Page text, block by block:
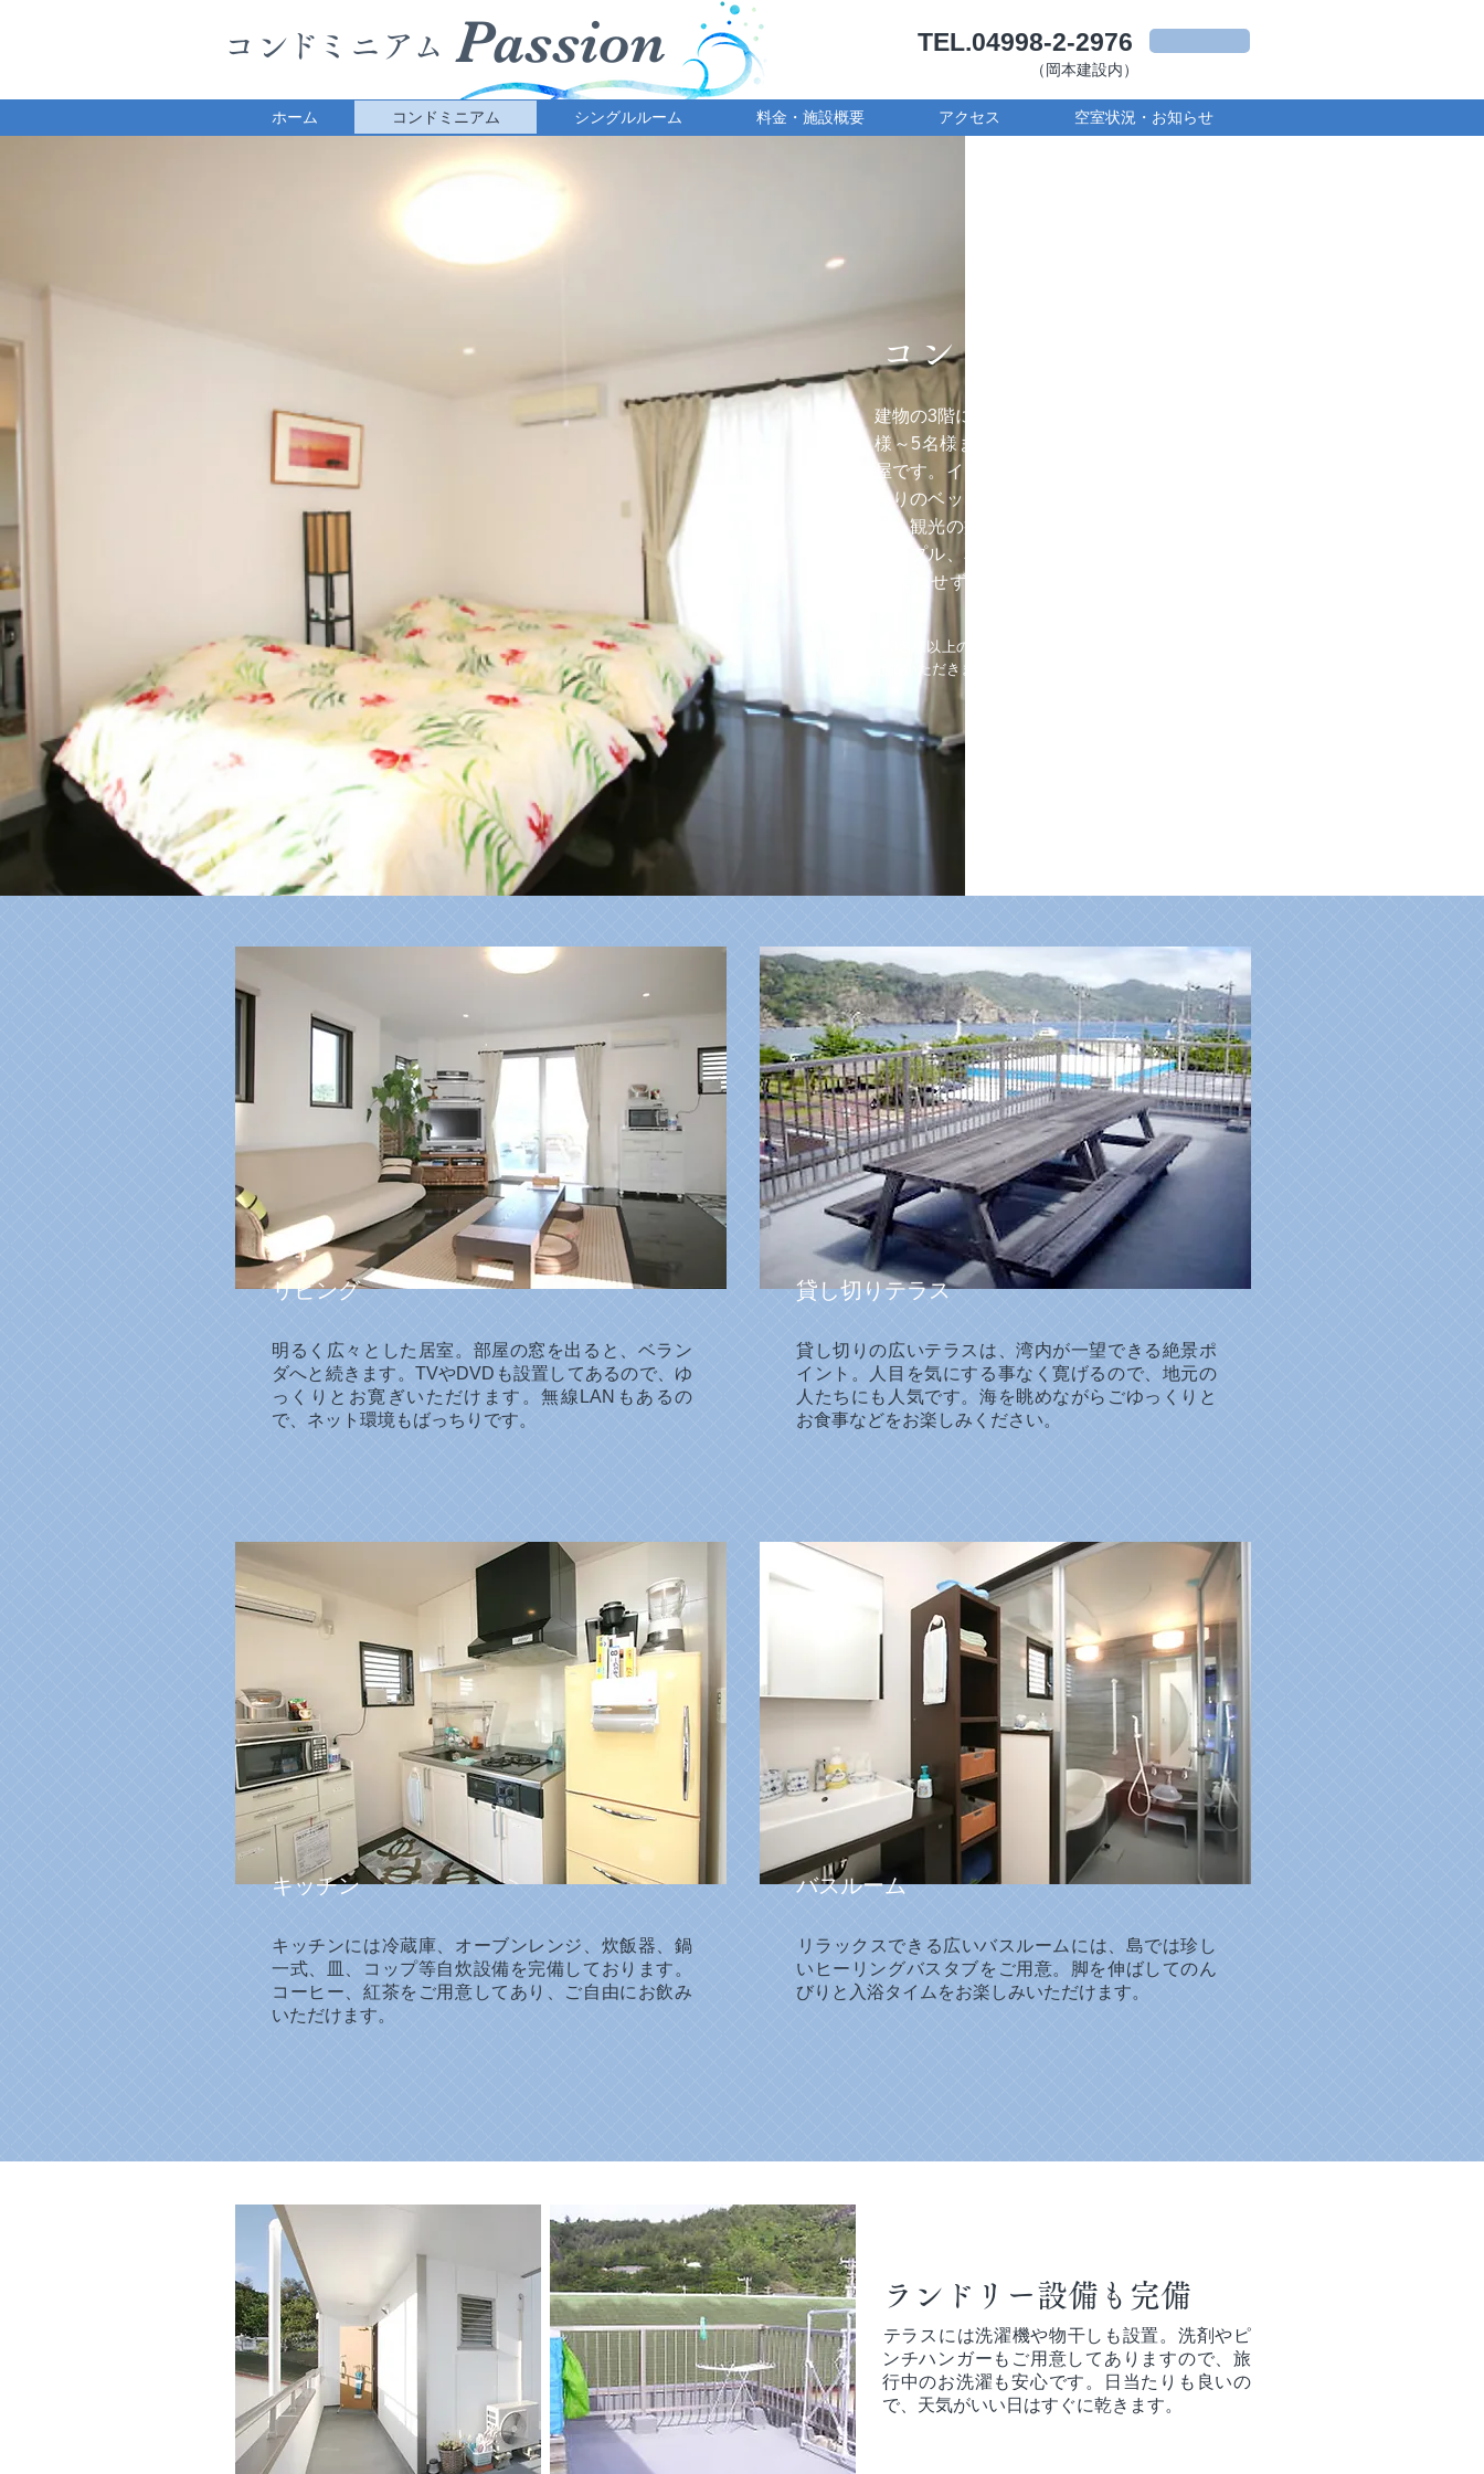
​コ ンド ミニ ア ム
ホーム コンドミニアム シングルルーム 料金・施設概要 アクセス 空室状況・お知らせ
TEL.04998-2-2976
（岡本建設内）
Passion
リビング
明るく広々とした居室。部屋の窓を出ると、ベラン
ダへと続きます。TVやDVDも設置してあるので、ゆ
っくりとお寛ぎいただけます。無線LANもあるの
で、ネット環境もばっちりです。
​貸し切りテラス
貸し切りの広いテラスは、湾内が一望できる絶景ポ
イント。人目を気にする事なく寛げるので、地元の
人たちにも人気です。海を眺めながらごゆっくりと
お食事などをお楽しみください。
キッチン
キッチンには冷蔵庫、オーブンレンジ、炊飯器、鍋
一式、皿、コップ等自炊設備を完備しております。
コーヒー、紅茶をご用意してあり、ご自由にお飲み
いただけます。
バスルーム
​リラックスできる広いバスルームには、島では珍し
いヒーリングバスタブをご用意。脚を伸ばしてのん
びりと入浴タイムをお楽しみいただけます。
コンドミニアム
建物の3階にあるコンドミニアムルームは、2名
様～5名様までの、ワンフロア貸し切りのお部
屋です。イタリアのマニフレックス社製のこだ
わりのベッドは、セミダブルサイズで寝心地抜
群。観光の疲れをゆったりと癒せます。家族や
カップル、友人同士のグループなど、まわりに
気兼ねせず、のんびりとお過ごしいただけま
​※3名様以上のご利用の場合、エキストラベッドを使用さ
せていただきます。
ランドリー設備も完備
​テラスには洗濯機や物干しも設置。洗剤やピ
ンチハンガーもご用意してありますので、旅
行中のお洗濯も安心です。日当たりも良いの
で、天気がいい日はすぐに乾きます。